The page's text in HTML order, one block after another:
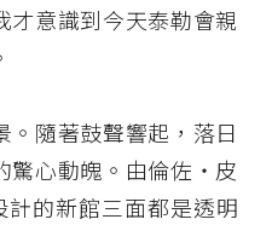
才意識到今天泰勒會親
。隨著鼓聲響起，落日
驚心動魄。由倫佐・皮
的新館三面都是透明